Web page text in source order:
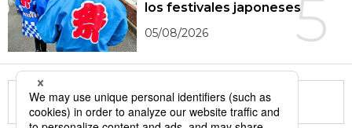
5
los festivales japoneses
05/08/2026
More in this series